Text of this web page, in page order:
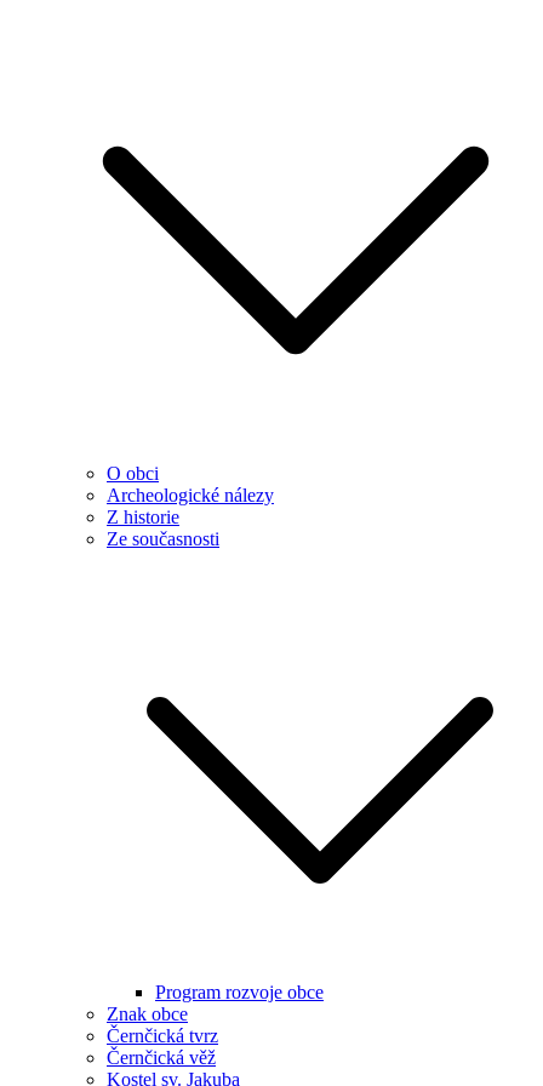
O obci
Archeologické nálezy
Z historie
Ze současnosti
Program rozvoje obce
Znak obce
Černčická tvrz
Černčická věž
Kostel sv. Jakuba